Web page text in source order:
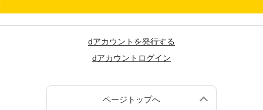
dアカウントを発行する
dアカウントログイン
ページトップへ